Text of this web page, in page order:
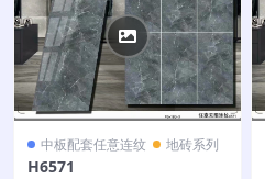
中板配套任意连纹 地砖系列
H6571